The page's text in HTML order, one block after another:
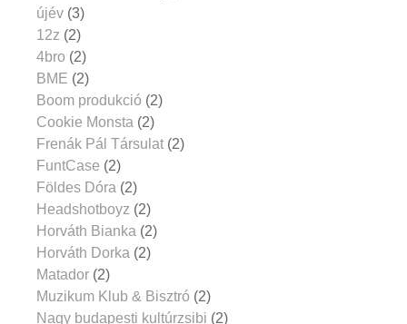
újév (3)
12z (2)
4bro (2)
BME (2)
Boom produkció (2)
Cookie Monsta (2)
Frenák Pál Társulat (2)
FuntCase (2)
Földes Dóra (2)
Headshotboyz (2)
Horváth Bianka (2)
Horváth Dorka (2)
Matador (2)
Muzikum Klub & Bisztró (2)
Nagy budapesti kultúrzsibi (2)